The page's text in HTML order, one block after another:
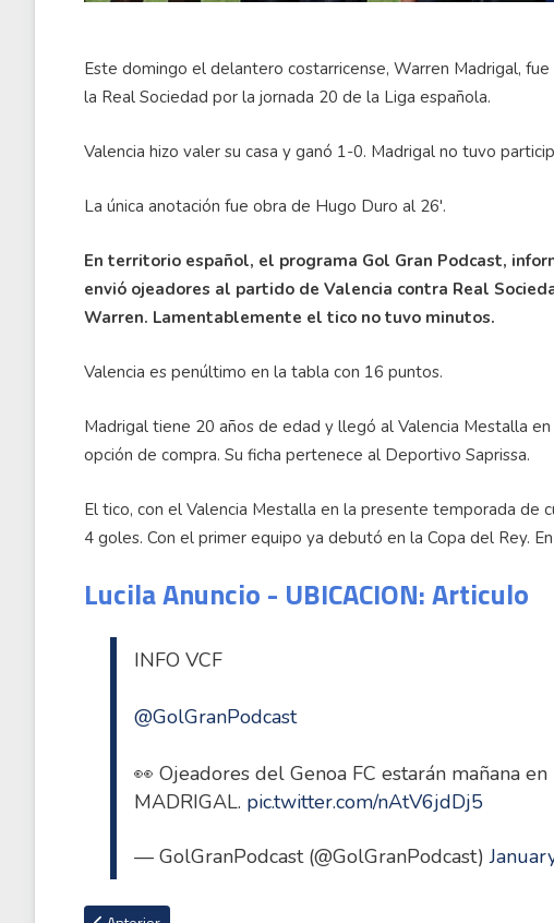
Este domingo el delantero costarricense, Warren Madrigal,
la Real Sociedad por la jornada 20 de la Liga española.
Valencia hizo valer su casa y ganó 1-0. Madrigal no tuvo
La única anotación fue obra de Hugo Duro al 26'.
En territorio español, el programa Gol Gran Podcast,
envió ojeadores al partido de Valencia contra Real
Warren. Lamentablemente el tico no tuvo minutos.
Valencia es penúltimo en la tabla con 16 puntos.
Madrigal tiene 20 años de edad y llegó al Valencia Mestalla
opción de compra. Su ficha pertenece al Deportivo Saprissa.
El tico, con el Valencia Mestalla en la presente temporada de
4 goles. Con el primer equipo ya debutó en la Copa del Rey.
Lucila Anuncio - UBICACION: Articulo
INFO VCF
@GolGranPodcast
👀 Ojeadores del Genoa FC estarán mañana
MADRIGAL. pic.twitter.com/nAtV6jdDj5
— GolGranPodcast (@GolGranPodcast)